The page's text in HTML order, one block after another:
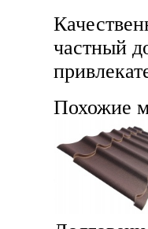
частный
Похожие